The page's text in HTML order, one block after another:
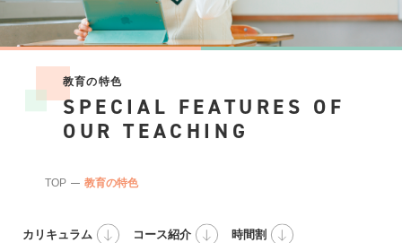
教育の特色
SPECIAL FEATURES OF
OUR TEACHING
TOP 教育の特色
カリキュラム コース紹介 時間割